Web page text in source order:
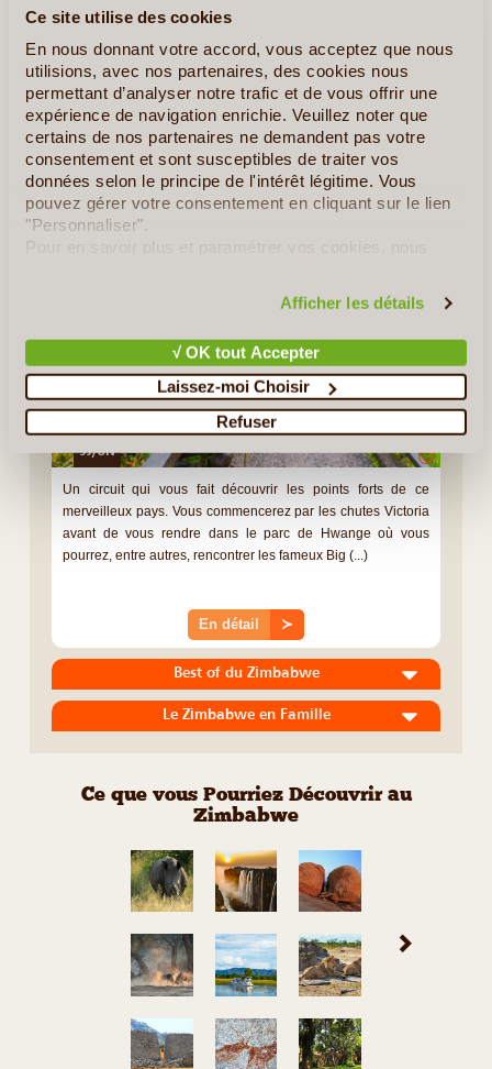
Ce site utilise des cookies
En nous donnant votre accord, vous acceptez que nous
utilisions, avec nos partenaires, des cookies nous
permettant d’analyser notre trafic et de vous offrir une
expérience de navigation enrichie. Veuillez noter que
certains de nos partenaires ne demandent pas votre
consentement et sont susceptibles de traiter vos
données selon le principe de l'intérêt légitime. Vous
pouvez gérer votre consentement en cliquant sur le lien
"Personnaliser".
Pour en savoir plus et paramétrer vos cookies, nous
Afficher les détails
√ OK tout Accepter
Laissez-moi Choisir
Refuser
Idées de Voyages au Zimbabwe
Idées de Circuits
Sikiliza - Zimbabwe
Les Beautés du Zimbabwe
9J/8N ©
Un circuit qui vous fait découvrir les points forts de ce
merveilleux pays. Vous commencerez par les chutes Victoria
avant de vous rendre dans le parc de Hwange où vous
pourrez, entre autres, rencontrer les fameux Big (...)
En détail ≻
Best of du Zimbabwe
Le Zimbabwe en Famille
Ce que vous Pourriez Découvrir au
Zimbabwe